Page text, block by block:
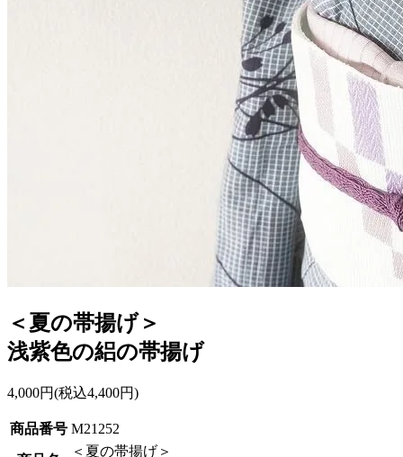
＜夏の帯揚げ＞
浅紫色の絽の帯揚げ
4,000円(税込4,400円)
商品番号 M21252
＜夏の帯揚げ＞